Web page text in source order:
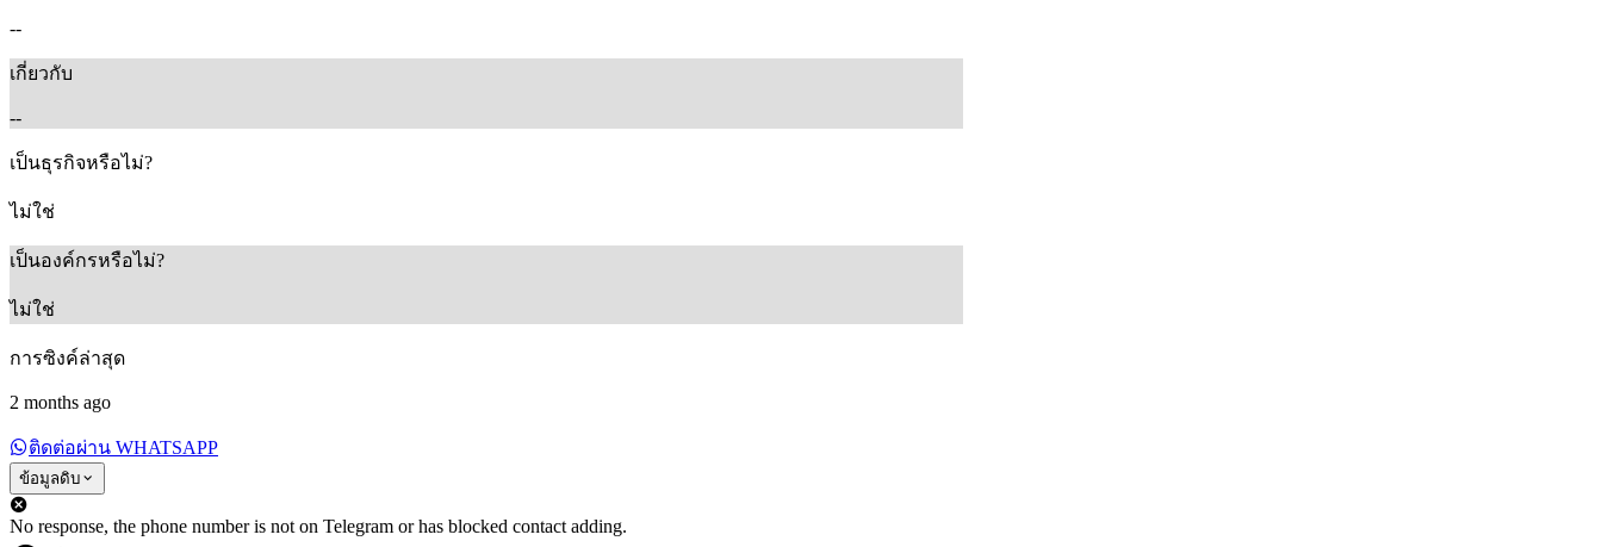
--
เกี่ยวกับ
--
เป็นธุรกิจหรือไม่?
ไม่ใช่
เป็นองค์กรหรือไม่?
ไม่ใช่
การซิงค์ล่าสุด
2 months ago
ติดต่อผ่าน WHATSAPP
ข้อมูลดิบ
No response, the phone number is not on Telegram or has blocked contact adding.